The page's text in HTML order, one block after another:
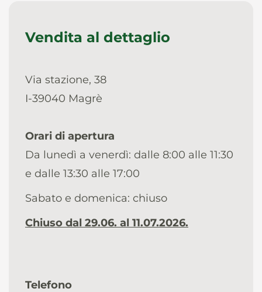
Vendita al dettaglio
Via stazione, 38
I-39040 Magrè
Orari di apertura
Da lunedì a venerdì: dalle 8:00 alle 11:30
e dalle 13:30 alle 17:00
Sabato e domenica: chiuso
Chiuso dal 29.06. al 11.07.2026.
Telefono